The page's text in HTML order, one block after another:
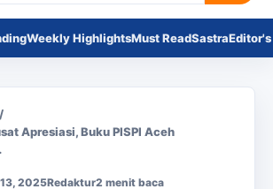
Weekly HighlightsMust ReadSastra
/
Apresiasi, Buku PISPI Aceh
2025Redaktur2 menit baca